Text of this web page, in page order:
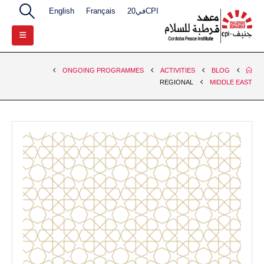
CPIفي20 Français
English
BLOG
ACTIVITIES
ONGOING PROGRAMMES
MIDDLE EAST
REGIONAL